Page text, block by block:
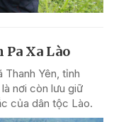
Pa Xa Lào
Thanh Yên, tỉnh
nơi còn lưu giữ
của dân tộc Lào.